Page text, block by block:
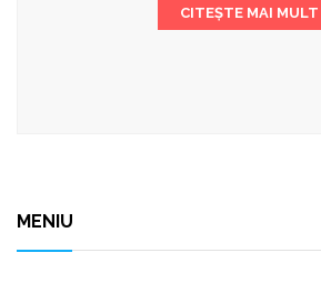
CITEȘTE MAI MULT
MENIU